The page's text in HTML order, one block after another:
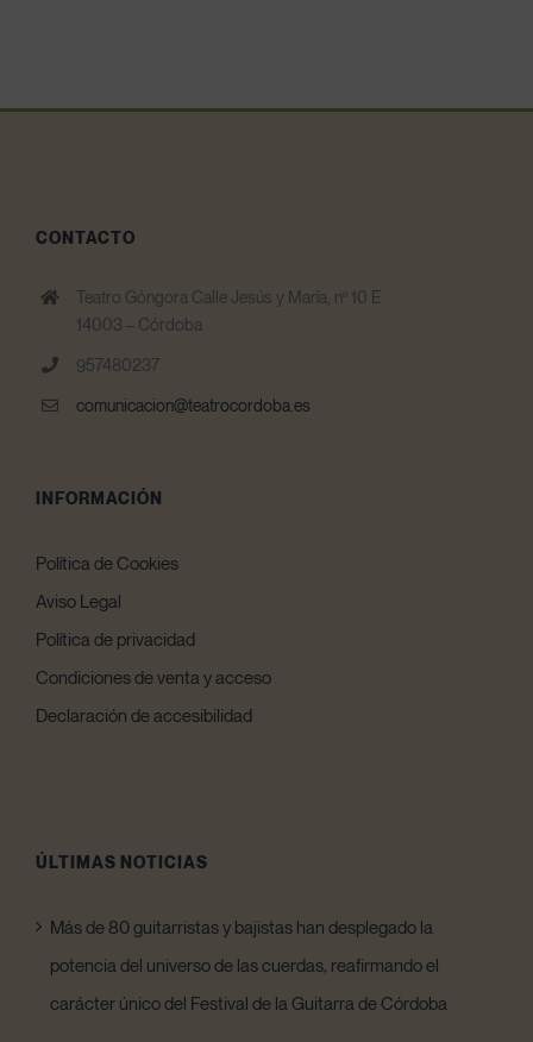
CONTACTO
Teatro Góngora Calle Jesús y María, nº 10 E
14003 – Córdoba
957480237
comunicacion@teatrocordoba.es
INFORMACIÓN
Política de Cookies
Aviso Legal
Política de privacidad
Condiciones de venta y acceso
Declaración de accesibilidad
ÚLTIMAS NOTICIAS
Más de 80 guitarristas y bajistas han desplegado la
potencia del universo de las cuerdas, reafirmando el
carácter único del Festival de la Guitarra de Córdoba